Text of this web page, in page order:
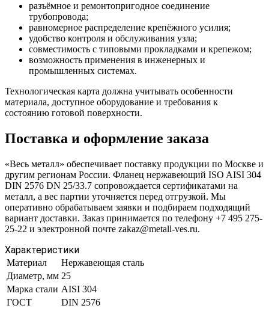
разъёмное и ремонтопригодное соединение
трубопровода;
равномерное распределение крепёжного усилия;
удобство контроля и обслуживания узла;
совместимость с типовыми прокладками и крепежом;
возможность применения в инженерных и
промышленных системах.
Технологическая карта должна учитывать особенности
материала, доступное оборудование и требования к
состоянию готовой поверхности.
Поставка и оформление заказа
«Весь металл» обеспечивает поставку продукции по Москве и
другим регионам России. Фланец нержавеющий ISO AISI 304
DIN 2576 DN 25/33.7 сопровождается сертификатами на
металл, а вес партии уточняется перед отгрузкой. Мы
оперативно обрабатываем заявки и подбираем подходящий
вариант доставки. Заказ принимается по телефону +7 495 275-
25-22 и электронной почте zakaz@metall-ves.ru.
Характеристики
Материал
Нержавеющая сталь
Диаметр, мм 25
Марка стали AISI 304
ГОСТ
DIN 2576